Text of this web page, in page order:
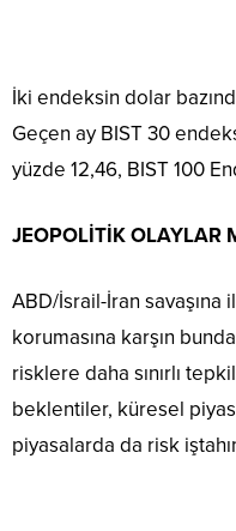
İki endeksin dolar
Geçen ay BIST 30
yüzde 12,46, BIST 100
JEOPOLİTİK OLAYLAR
ABD/İsrail-İran savaşına
korumasına karşın
risklere daha sınırlı
beklentiler, küresel
piyasalarda da risk